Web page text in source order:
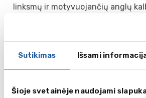
Sutikimas Išsami
Šioje svetainėje naudojami
linksmų ir motyvuojančių anglų
skirta pradinio ir pagrindinio
anglų kalbos testai suteikia
suvokimą, kaip reiktų tobulinti
Young Learners programa yra
metų vaikų anglų kalbos įgūdžius.
lygių - Starters, Movers and Flyers.